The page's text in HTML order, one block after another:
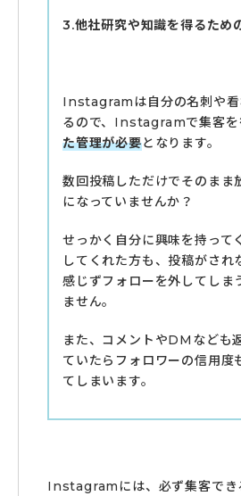
3.他社研究や知識を得るため
Instagramは自分の名刺や看
るので、Instagramで集客を
た管理が必要となります。
数回投稿しただけでそのまま
になっていませんか？
せっかく自分に興味を持って
してくれた方も、投稿がされ
感じずフォローを外してしま
ません。
また、コメントやDMなども
ていたらフォロワーの信用度
てしまいます。
Instagramには、必ず集客でき